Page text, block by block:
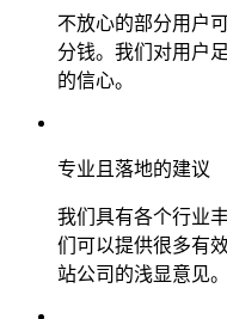
不放心的部分用户
分钱。我们对用户
的信心。
专业且落地的建议
我们具有各个行业
们可以提供很多有
站公司的浅显意见。